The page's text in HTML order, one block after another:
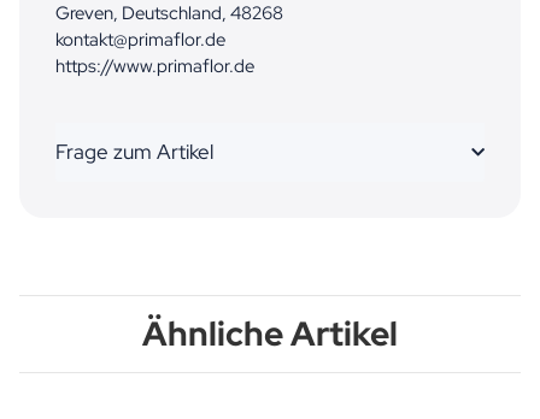
Greven, Deutschland, 48268
kontakt@primaflor.de
https://www.primaflor.de
Frage zum Artikel
Ähnliche Artikel